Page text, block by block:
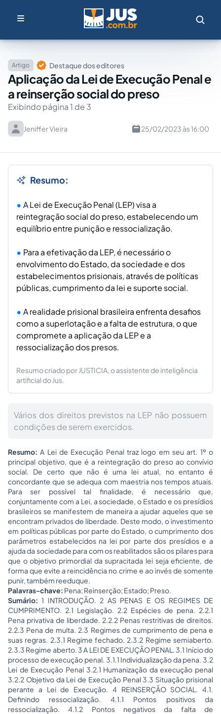
Artigo Destaque dos editores
Aplicação da Lei de Execução Penal e
a reinserção social do preso
Exibindo página 1 de 3
Jeniffer Vieira 25/02/2023 às 16:00
Resumo:
A Lei de Execução Penal (LEP) visa a
reintegração social do preso, estabelecendo um
equilíbrio entre punição e ressocialização.
Para a efetivação da LEP, é necessário o
envolvimento do Estado, da sociedade e dos
estabelecimentos prisionais, através de políticas
públicas, cumprimento da lei e suporte social.
A realidade prisional brasileira enfrenta desafios
como a superlotação e a falta de estrutura, o que
compromete a aplicação da LEP e a
ressocialização dos presos.
Resumo criado por JUSTICIA, o assistente de inteligência
artificial do Jus.
Vários dos direitos previstos na LEP não possuem
condições de serem exercidos.
Resumo: A Lei de Execução Penal traz logo em seu art. 1º o
principal objetivo, que é a reintegração do preso ao convívio
social. De certo que não é uma lei atual, no entanto é
concordante que se adequa com maestria nos tempos atuais.
Para ser possível tal finalidade, é necessário que,
conjuntamente com a Lei, a sociedade, o Estado e os presídios
brasileiros se manifestem de maneira a ajudar aqueles que se
encontram privados de liberdade. Deste modo, o investimento
em políticas públicas por parte do Estado, o cumprimento dos
parâmetros estabelecidos na lei por parte dos presídios e a
ajuda da sociedade para com os reabilitados são os pilares para
que o objetivo primordial da supracitada lei seja eficiente, de
forma que evite a reincidência no crime e ao invés de somente
punir, também reeduque.
Palavras-chave: Pena; Reinserção; Estado; Preso.
Sumário: 1 INTRODUÇÃO. 2 AS PENAS E OS REGIMES DE
CUMPRIMENTO. 2.1 Legislação. 2.2 Espécies de pena. 2.2.1
Pena privativa de liberdade. 2.2.2 Penas restritivas de direitos.
2.2.3 Pena de multa. 2.3 Regimes de cumprimento de pena e
suas regras. 2.3.1 Regime fechado. 2.3.2 Regime semiaberto.
2.3.3 Regime aberto. 3 A LEI DE EXECUÇÃO PENAL. 3.1 Início do
processo de execução penal. 3.1.1 Individualização da pena. 3.2
Lei de Execução Penal 3.2.1 Humanização da execução penal
3.2.2 Objetivo da Lei de Execução Penal 3.3 Situação prisional
perante a Lei de Execução. 4 REINSERÇÃO SOCIAL. 4.1.
Definindo ressocialização. 4.1.1 Pontos positivos da
ressocialização. 4.1.2 Pontos negativos da falta de